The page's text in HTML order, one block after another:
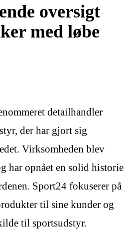
oversigt
med løbe
detailhandler
der har gjort sig
Virksomheden blev
har opnået en solid historie
Sport24 fokuserer på
til sine kunder og
til sportsudstyr.